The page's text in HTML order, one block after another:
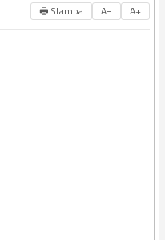
🖶 Stampa A− A+